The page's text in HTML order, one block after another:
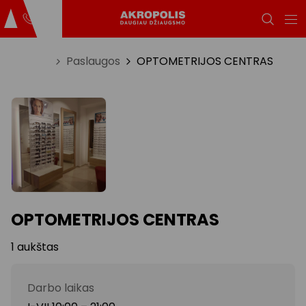
Paslaugos OPTOMETRIJOS CENTRAS
OPTOMETRIJOS CENTRAS
1 aukštas
Darbo laikas